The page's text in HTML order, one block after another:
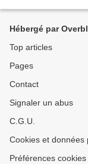
Hébergé par
Top articles
Pages
Contact
Signaler un abus
C.G.U.
Cookies et données
Préférences cookies